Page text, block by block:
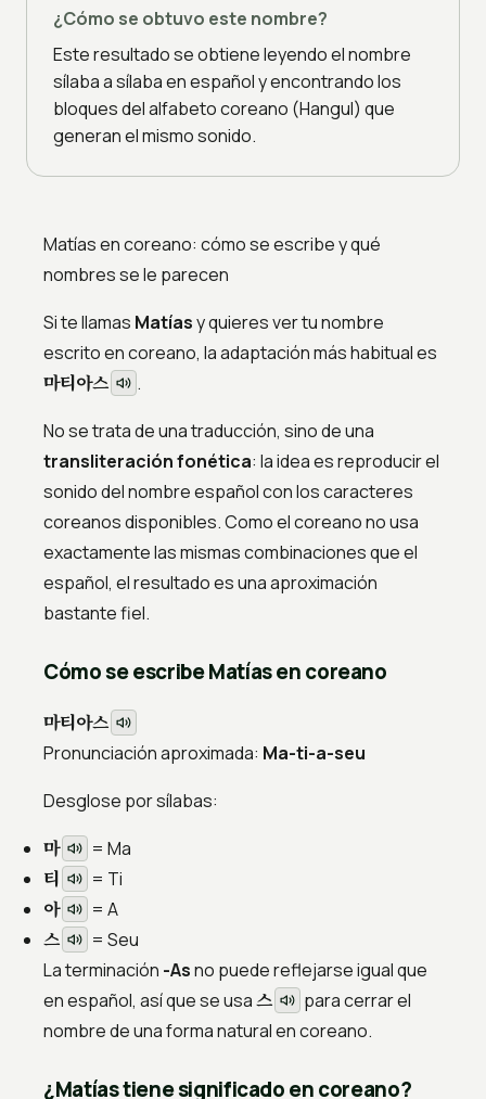
¿Cómo se obtuvo este nombre?
Este resultado se obtiene leyendo el nombre
sílaba a sílaba en español y encontrando los
bloques del alfabeto coreano (Hangul) que
generan el mismo sonido.
Matías en coreano: cómo se escribe y qué
nombres se le parecen
Si te llamas Matíasy quieres ver tu nombre
escrito en coreano, la adaptación más habitual es
마티아스
.
No se trata de una traducción, sino de una
transliteración fonética: la idea es reproducir el
sonido del nombre español con los caracteres
coreanos disponibles. Como el coreano no usa
exactamente las mismas combinaciones que el
español, el resultado es una aproximación
bastante fiel.
Cómo se escribe Matías en coreano
마티아스
Pronunciación aproximada: Ma-ti-a-seu
Desglose por sílabas:
마 = Ma
티 = Ti
아 = A
스
= Seu
La terminación -Asno puede reflejarse igual que
en español, así que se usa스
para cerrar el
nombre de una forma natural en coreano.
¿Matías tiene significado en coreano?